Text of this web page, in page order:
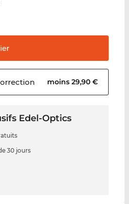
moins 29,90 €
Edel-Optics
30 jours